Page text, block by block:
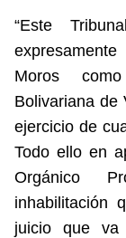
“Este
Moros
Bolivariana de
ejercicio de
Todo ello en
Orgánico
inhabilitación
juicio que va